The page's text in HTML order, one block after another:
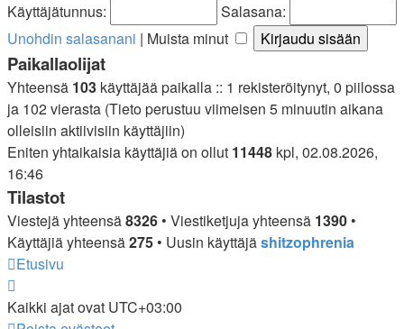
Käyttäjätunnus:
Salasana:
Unohdin salasanani | Muista minut
Paikallaolijat
Yhteensä 103 käyttäjää paikalla :: 1 rekisteröitynyt, 0 piilossa
ja 102 vierasta (Tieto perustuu viimeisen 5 minuutin aikana
olleisiin aktiivisiin käyttäjiin)
Eniten yhtaikaisia käyttäjiä on ollut 11448 kpl, 02.08.2026,
16:46
Tilastot
Viestejä yhteensä8326 • Viestiketjuja yhteensä 1390 •
Käyttäjiä yhteensä275 • Uusin käyttäjäshitzophrenia
Etusivu
Kaikki ajat ovat UTC+03:00